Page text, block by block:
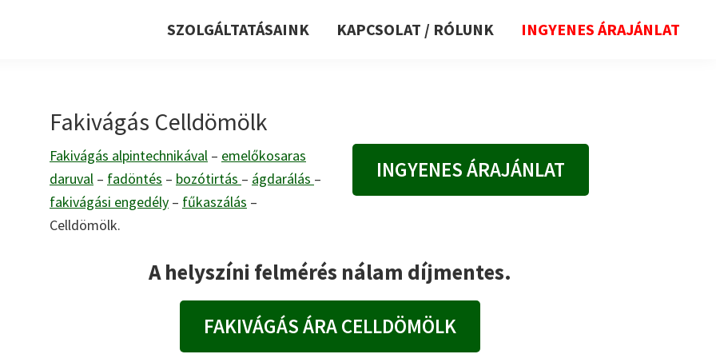
SZOLGÁLTATÁSAINK KAPCSOLAT / RÓLUNK INGYENES ÁRAJÁNLAT
Fakivágás Celldömölk
Fakivágás alpintechnikával – emelőkosaras
daruval – fadöntés – bozótirtás – ágdarálás –
fakivágási engedély – fűkaszálás –
Celldömölk.
INGYENES ÁRAJÁNLAT
A helyszíni felmérés nálam díjmentes.
FAKIVÁGÁS ÁRA CELLDÖMÖLK